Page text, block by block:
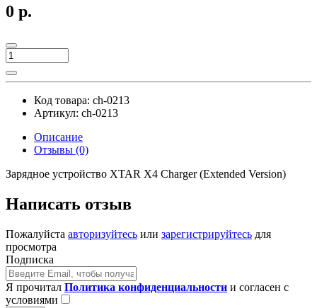
0 р.
Код товара: ch-0213
Артикул: ch-0213
Описание
Отзывы (0)
Зарядное устройство XTAR X4 Charger (Extended Version)
Написать отзыв
Пожалуйста авторизуйтесь или зарегистрируйтесь для
просмотра
Подписка
Я прочитал Политика конфиденциальности и согласен с
условиями